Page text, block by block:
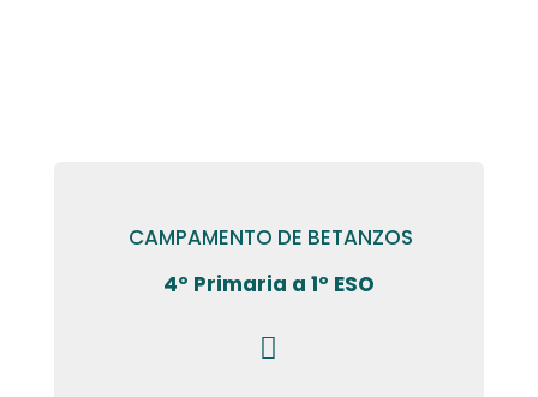
CAMPAMENTO DE BETANZOS
4º Primaria a 1º ESO
